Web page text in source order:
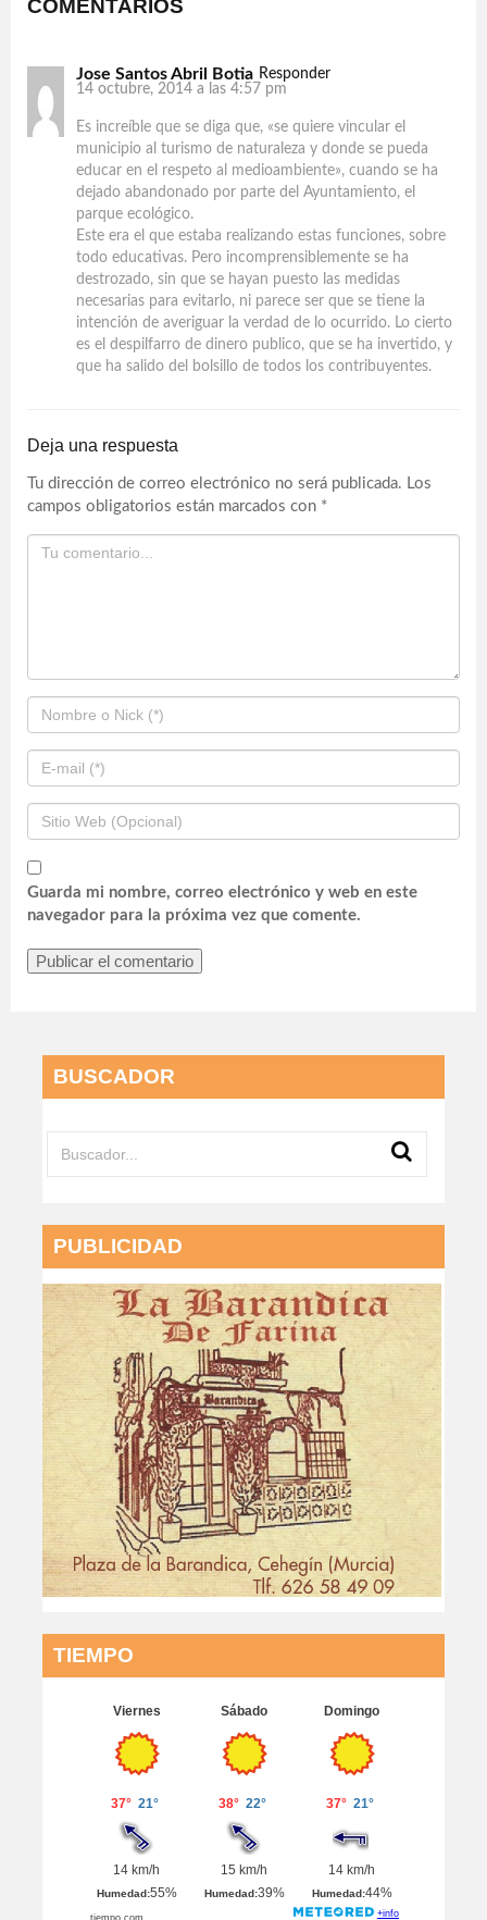
COMENTARIOS
Jose Santos Abril Botia
14 octubre, 2014 a las 4:57 pm
Responder
Es increíble que se diga que, «se quiere vincular el
municipio al turismo de naturaleza y donde se pueda
educar en el respeto al medioambiente», cuando se ha
dejado abandonado por parte del Ayuntamiento, el
parque ecológico.
Este era el que estaba realizando estas funciones, sobre
todo educativas. Pero incomprensiblemente se ha
destrozado, sin que se hayan puesto las medidas
necesarias para evitarlo, ni parece ser que se tiene la
intención de averiguar la verdad de lo ocurrido. Lo cierto
es el despilfarro de dinero publico, que se ha invertido, y
que ha salido del bolsillo de todos los contribuyentes.
Deja una respuesta
Tu dirección de correo electrónico no será publicada. Los
campos obligatorios están marcados con *
Guarda mi nombre, correo electrónico y web en este
navegador para la próxima vez que comente.
BUSCADOR
PUBLICIDAD
TIEMPO